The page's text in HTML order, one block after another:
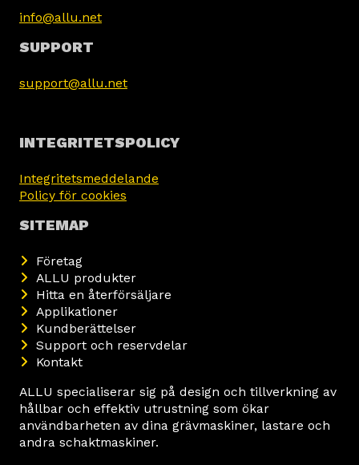
ALLU specialiserar sig på design och tillverkning av
hållbar och effektiv utrustning som ökar
användbarheten av dina grävmaskiner, lastare och
andra schaktmaskiner.
info@allu.net
SUPPORT
support@allu.net
INTEGRITETSPOLICY
Integritetsmeddelande
Policy för cookies
SITEMAP
Företag
ALLU produkter
Hitta en återförsäljare
Applikationer
Kundberättelser
Support och reservdelar
Kontakt